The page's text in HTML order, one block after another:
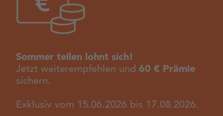
Sommer teilen lohnt sich!
Jetzt weiterempfehlen und 60 € Prämie
sichern.
Exklusiv vom 15.06.2026 bis 17.08.2026.